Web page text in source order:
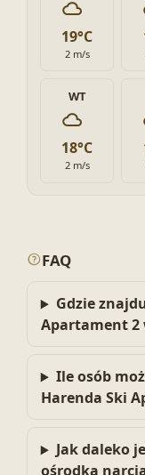
19°C
2 m/s
WT
18°C
2 m/s
FAQ
Gdzie
Apartament 2
Ile osób
Harenda Ski
Jak daleko
ośrodka